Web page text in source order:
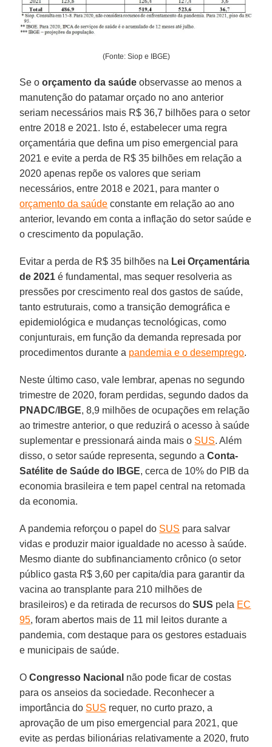
(Fonte: Siop e IBGE)
Se oorçamento da saúde observasse ao menos a
manutenção do patamar orçado no ano anterior
seriam necessários mais R$ 36,7 bilhões para o setor
entre 2018 e 2021. Isto é, estabelecer uma regra
orçamentária que defina um piso emergencial para
2021 e evite a perda de R$ 35 bilhões em relação a
2020 apenas repõe os valores que seriam
necessários, entre 2018 e 2021, para manter o
orçamento da saúde constante em relação ao ano
anterior, levando em conta a inflação do setor saúde e
o crescimento da população.
Evitar a perda de R$ 35 bilhões na Lei Orçamentária
de 2021 é fundamental, mas sequer resolveria as
pressões por crescimento real dos gastos de saúde,
tanto estruturais, como a transição demográfica e
epidemiológica e mudanças tecnológicas, como
conjunturais, em função da demanda represada por
procedimentos durante a pandemia e o desemprego.
Neste último caso, vale lembrar, apenas no segundo
trimestre de 2020, foram perdidas, segundo dados da
PNADC/IBGE, 8,9 milhões de ocupações em relação
ao trimestre anterior, o que reduzirá o acesso à saúde
suplementar e pressionará ainda mais o SUS. Além
disso, o setor saúde representa, segundo aConta-
Satélite de Saúde do
IBGE, cerca de 10% do PIB da
economia brasileira e tem papel central na retomada
da economia.
A pandemia reforçou o papel do SUS para salvar
vidas e produzir maior igualdade no acesso à saúde.
Mesmo diante do subfinanciamento crônico (o setor
público gasta R$ 3,60 per capita/dia para garantir da
vacina ao transplante para 210 milhões de
brasileiros) e da retirada de recursos doSUS pela EC
95, foram abertos mais de 11 mil leitos durante a
pandemia, com destaque para os gestores estaduais
e municipais de saúde.
OCongresso Nacional não pode ficar de costas
para os anseios da sociedade. Reconhecer a
importância do SUS requer, no curto prazo, a
aprovação de um piso emergencial para 2021, que
evite as perdas bilionárias relativamente a 2020, fruto